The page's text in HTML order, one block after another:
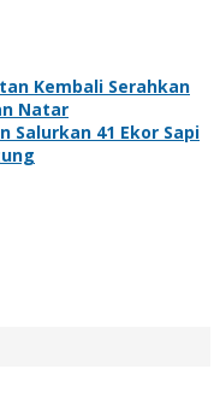
Kembali Serahkan
Natar
Salurkan 41 Ekor Sapi